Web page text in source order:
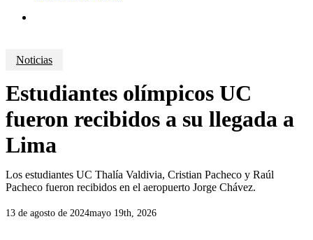
Noticias
Estudiantes olímpicos UC
fueron recibidos a su llegada a
Lima
Los estudiantes UC Thalía Valdivia, Cristian Pacheco y Raúl
Pacheco fueron recibidos en el aeropuerto Jorge Chávez.
13 de agosto de 2024mayo 19th, 2026